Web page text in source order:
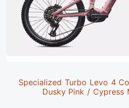
Specialized Turbo Levo 4
Dusky Pink / Cypress